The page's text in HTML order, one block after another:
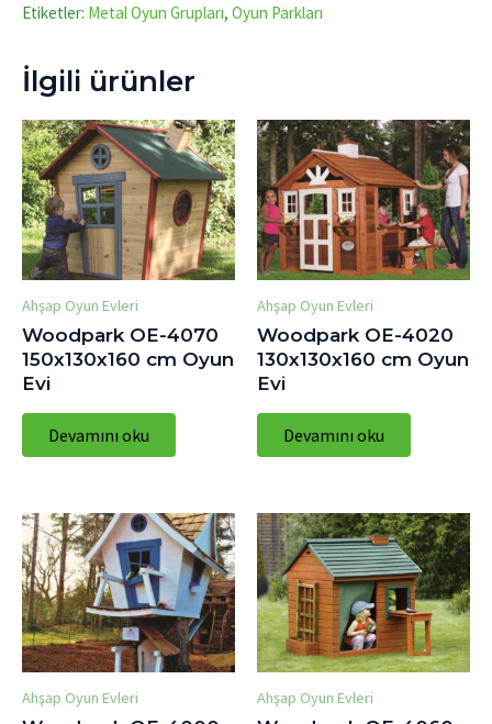
Etiketler: Metal Oyun Grupları, Oyun Parkları
İlgili ürünler
Ahşap Oyun Evleri
Woodpark OE-4070
150x130x160 cm Oyun
Evi
Devamını oku
Ahşap Oyun Evleri
Woodpark OE-4020
130x130x160 cm Oyun
Evi
Devamını oku
Ahşap Oyun Evleri Ahşap Oyun Evleri